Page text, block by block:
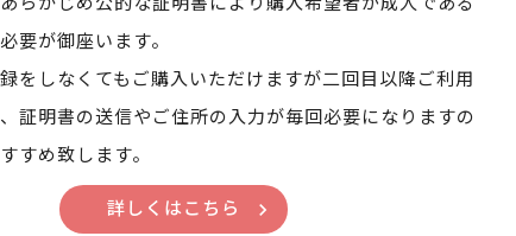
要が御座います。
をしなくてもご購入いただけますが二回目以降ご利用
証明書の送信やご住所の入力が毎回必要になりますの
すめ致します。
詳しくはこちら